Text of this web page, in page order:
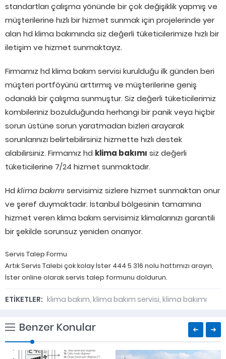
standartları çalışma yönünde bir çok değişiklik yapmış ve
müşterilerine hızlı bir hizmet sunmak için projelerinde yer
alan hd klima bakımında siz değerli tüketicilerimize hızlı bir
iletişim ve hizmet sunmaktayız.
Firmamız hd klima bakım servisi kurulduğu ilk günden beri
müşteri portföyünü arttırmış ve müşterilerine geniş
odanaklı bir çalışma sunmuştur. Siz değerli tüketicilerimiz
kombileriniz bozulduğunda herhangi bir panik veya hiçbir
sorun üstüne sorun yaratmadan bizleri arayarak
sorunlarınızı belirtebilirsiniz hizmette hızlı destek
alabilirsiniz. Firmamız hd klima bakımı siz değerli
tüketicilerine 7/24 hizmet sunmaktadır.
Hd klima bakımı servisimiz sizlere hizmet sunmaktan onur
ve şeref duymaktadır. İstanbul bölgesinin tamamına
hizmet veren klima bakım servisimiz klimalarınızı garantili
bir şekilde sorunsuz yeniden onarıyor.
Servis Talep Formu
Artık Servis Talebi çok kolay İster 444 5 316 nolu hattımızı arayın,
İster online olarak servis talep formunu doldurun.
ETİKETLER: klima bakım, klima bakım servisi, klima bakımı
Benzer Konular